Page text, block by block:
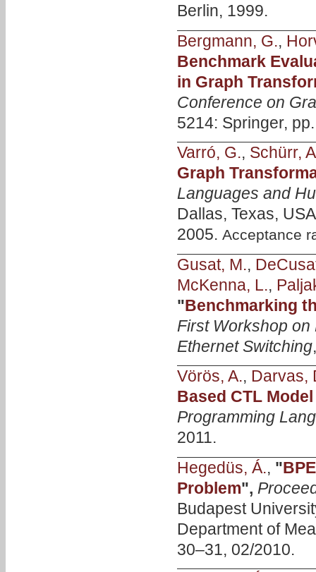
Berlin, 1999.
Bergmann, G.,
Benchmark
in Graph
Conference on
5214: Springer,
Varró, G., Schürr,
Graph
Languages and
Dallas, Texas,
2005. Acceptance
Gusat, M.,
McKenna, L.,
"Benchmarking
First Workshop
Ethernet Switching
Vörös, A., Darvas,
Based CTL
Programming
2011.
Hegedüs, Á., "
Problem",
Budapest
Department of
30–31, 02/2010.